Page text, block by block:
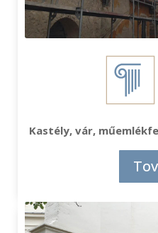
Kastély, vár,